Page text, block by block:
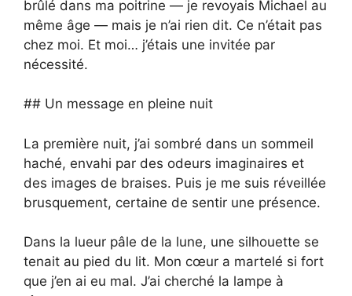
brûlé dans ma poitrine — je revoyais Michael au
même âge — mais je n’ai rien dit. Ce n’était pas
chez moi. Et moi… j’étais une invitée par
nécessité.
## Un message en pleine nuit
La première nuit, j’ai sombré dans un sommeil
haché, envahi par des odeurs imaginaires et
des images de braises. Puis je me suis réveillée
brusquement, certaine de sentir une présence.
Dans la lueur pâle de la lune, une silhouette se
tenait au pied du lit. Mon cœur a martelé si fort
que j’en ai eu mal. J’ai cherché la lampe à